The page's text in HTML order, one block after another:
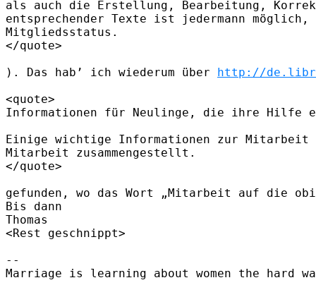
als auch die Erstellung, Bearbeitung,
entsprechender Texte ist jedermann möglich,
Mitgliedsstatus.
</quote>
). Das hab’ ich wiederum über http://
<quote>
Informationen für Neulinge, die ihre Hilfe
Einige wichtige Informationen zur Mitarbeit
Mitarbeit zusammengestellt.
</quote>
gefunden, wo das Wort „Mitarbeit auf
Bis dann
Thomas
<Rest geschnippt>
--
Marriage is learning about women the hard